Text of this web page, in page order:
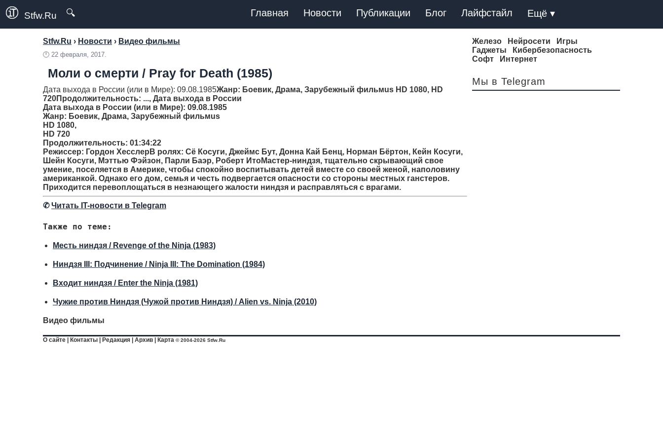
Stfw.Ru 🔍 Главная Новости Публикации Блог Лайфстайл Ещё ▾
Stfw.Ru › Новости › Видео фильмы
🕛 22 февраля, 2017.
Моли о смерти / Pray for Death (1985)
Дата выхода в России (или в Мире): 09.08.1985Жанр: Боевик, Драма, Зарубежный фильмus HD 1080, HD
720Продолжительность: ..., Дата выхода в России
Дата выхода в России (или в Мире): 09.08.1985
Жанр: Боевик, Драма, Зарубежный фильмus
HD 1080,
HD 720
Продолжительность: 01:34:22
Режиссер: Гордон ХесслерВ ролях: Сё Косуги, Джеймс Бут, Донна Кай Бенц, Норман Бёртон, Кейн Косуги,
Шейн Косуги, Мэттью Фэйзон, Парли Баэр, Роберт ИтоМастер-ниндзя, тщательно скрывающий свое
умение, поселяется в Америке, чтобы спокойно воспитывать детей вместе со своей женой, наполовину
американкой. Однако его дом, семья и честь подвергается опасности со стороны местных ганстеров.
Приходится перевоплощаться в незнающего жалости ниндзя и расправляться с врагами.
✆Читать IT-новости в Telegram
Также по теме:
Месть ниндзя / Revenge of the Ninja (1983)
Ниндзя III: Подчинение / Ninja III: The Domination (1984)
Входит ниндзя / Enter the Ninja (1981)
Чужие против Ниндзя (Чужой против Ниндзя) / Alien vs. Ninja (2010)
Железо Нейросети
Игры
Гаджеты
Кибербезопасность
Софт
Интернет
Мы в Telegram
Видео фильмы
О сайте Контакты Редакция Архив Карта © 2004-2026 Stfw.Ru